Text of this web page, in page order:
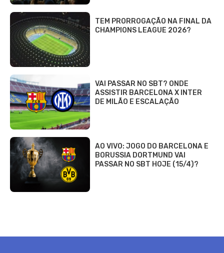
TEM PRORROGAÇÃO NA FINAL DA
CHAMPIONS LEAGUE 2026?
VAI PASSAR NO SBT? ONDE
ASSISTIR BARCELONA X INTER
DE MILÃO E ESCALAÇÃO
AO VIVO: JOGO DO BARCELONA E
BORUSSIA DORTMUND VAI
PASSAR NO SBT HOJE (15/4)?